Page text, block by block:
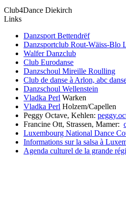
Club4Dance Diekirch
Links
Danzsport Bettendrëf
Danzsportclub Rout-Wäiss-Blo
Walfer Danzclub
Club Eurodanse
Danzschoul Mireille Roulling
Club de danse à Arlon, abc
Danzschoul Wellenstein
Vladka Perl Warken
Vladka Perl Holzem/Capellen
Peggy Octave, Kehlen:
Francine Ott, Strassen, Mamer:
Luxembourg National Dance
Informations sur la salsa à
Agenda culturel de la grande